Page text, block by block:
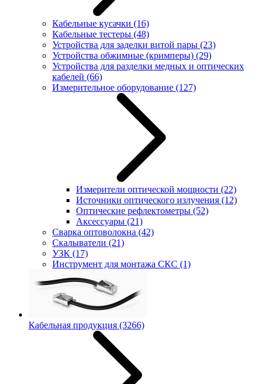
Кабельные кусачки (16)
Кабельные тестеры (48)
Устройства для заделки витой пары (23)
Устройства обжимные (кримперы) (29)
Устройства для разделки медных и оптических
кабелей (66)
Измерительное оборудование (127)
Измерители оптической мощности (22)
Источники оптического излучения (12)
Оптические рефлектометры (52)
Аксессуары (21)
Сварка оптоволокна (42)
Скалыватели (21)
УЗК (17)
Инструмент для монтажа СКС (1)
Кабельная продукция (3266)